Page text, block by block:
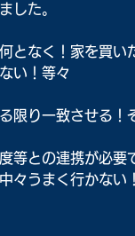
した。
となく！家を買い
い！等々
限り一致させる
等との連携が必要
々うまく行かない！